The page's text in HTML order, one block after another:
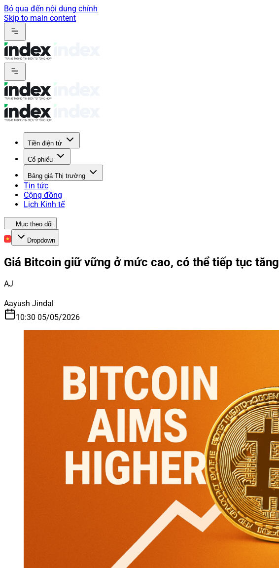
Bỏ qua đến nội dung chính
Skip to main content
Tiền điện tử
Cổ phiếu
Bảng giá Thị trường
Tin tức
Cộng đồng
Lịch Kinh tế
Mục theo dõi
Dropdown
Giá Bitcoin giữ vững ở mức cao, có thể tiếp tục tăng
AJ
Aayush Jindal
10:30 05/05/2026